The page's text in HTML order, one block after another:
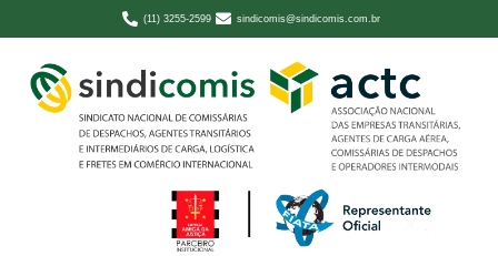
(11) 3255-2599 sindicomis@sindicomis.com.br